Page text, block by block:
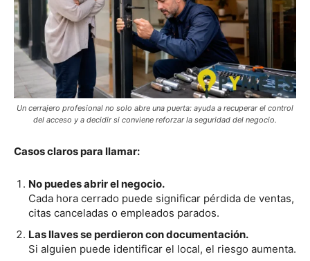
Un cerrajero profesional no solo abre una puerta: ayuda a recuperar el control
del acceso y a decidir si conviene reforzar la seguridad del negocio.
Casos claros para llamar:
No puedes abrir el negocio.
Cada hora cerrado puede significar pérdida de ventas,
citas canceladas o empleados parados.
Las llaves se perdieron con documentación.
Si alguien puede identificar el local, el riesgo aumenta.